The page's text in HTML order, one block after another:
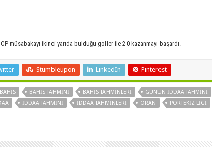
müsabakayı ikinci yarıda bulduğu goller ile 2-0 kazanmayı başardı.
Stumbleupon LinkedIn Pinterest
BAHIS BAHIS TAHMINI BAHIS TAHMINLERI
GÜNÜN IDDAA TAHMINI
IDDAA TAHMINI IDDAA TAHMINLERI ORAN
PORTEKIZ LIGI